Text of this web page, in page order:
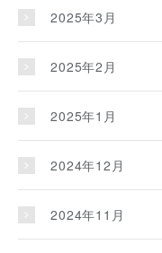
2025年3月
2025年2月
2025年1月
2024年12月
2024年11月